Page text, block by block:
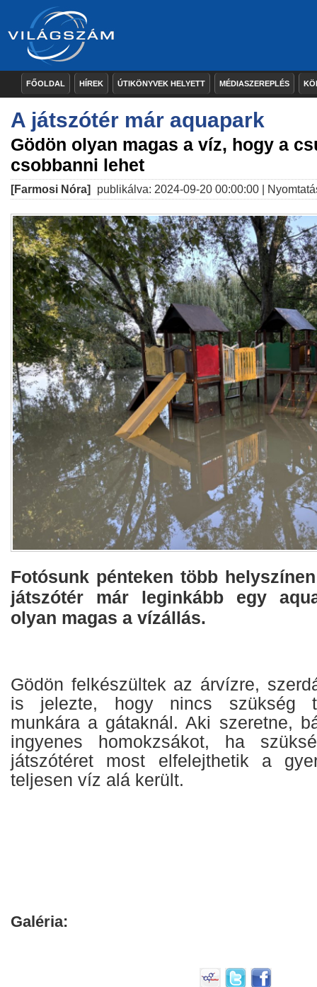
FŐOLDAL HÍREK ÚTIKÖNYVEK HELYETT MÉDIASZEREPLÉS
A játszótér már aquapark
Gödön olyan magas a víz, hogy a
csobbanni lehet
[Farmosi Nóra] publikálva: 2024-09-20 00:00:00 |
Fotósunk pénteken több
játszótér már leginkább egy
olyan magas a vízállás.
Gödön felkészültek az árvízre,
is jelezte, hogy nincs szükség
munkára a gátaknál. Aki szeretne,
ingyenes homokzsákot, ha
játszótéret most elfelejthetik a
teljesen víz alá került.
Galéria: